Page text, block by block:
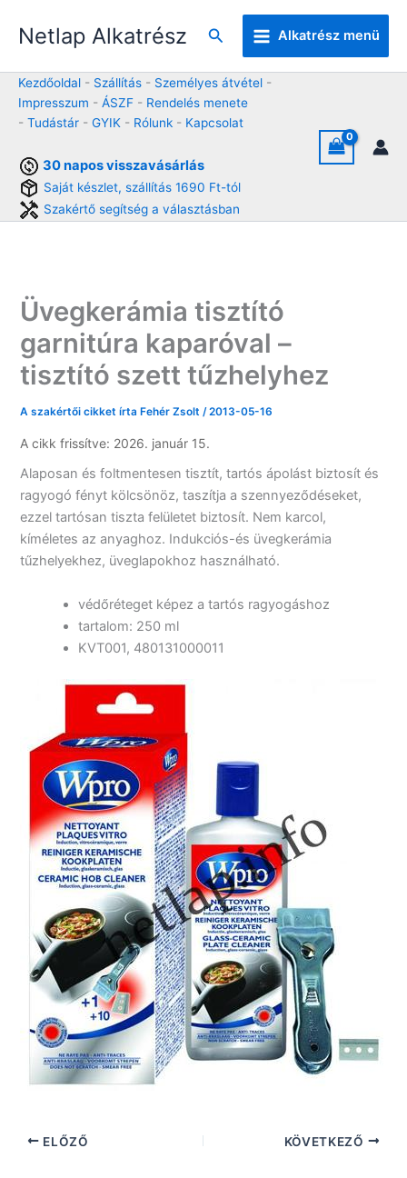
Netlap Alkatrész Keresés Alkatrész menü
Kezdőoldal - Szállítás - Személyes átvétel -
Impresszum - ÁSZF - Rendelés menete
- Tudástár - GYIK - Rólunk - Kapcsolat
30 napos visszavásárlás
Saját készlet, szállítás 1690 Ft-tól
Szakértő segítség a választásban
Üvegkerámia tisztító
garnitúra kaparóval –
tisztító szett tűzhelyhez
A szakértői cikket írtaFehér Zsolt /2013-05-16
A cikk frissítve: 2026. január 15.
Alaposan és foltmentesen tisztít, tartós ápolást biztosít és
ragyogó fényt kölcsönöz, taszítja a szennyeződéseket,
ezzel tartósan tiszta felületet biztosít. Nem karcol,
kíméletes az anyaghoz. Indukciós-és üvegkerámia
tűzhelyekhez, üveglapokhoz használható.
védőréteget képez a tartós ragyogáshoz
tartalom: 250 ml
KVT001, 480131000011
ELŐZŐ KÖVETKEZŐ